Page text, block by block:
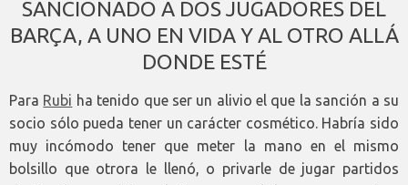
SANCIONADO A DOS JUGADORES DEL
BARÇA, A UNO EN VIDA Y AL OTRO ALLÁ
DONDE ESTÉ
Para Rubi ha tenido que ser un alivio el que la sanción a su
socio sólo pueda tener un carácter cosmético. Habría sido
muy incómodo tener que meter la mano en el mismo
bolsillo que otrora le llenó, o privarle de jugar partidos